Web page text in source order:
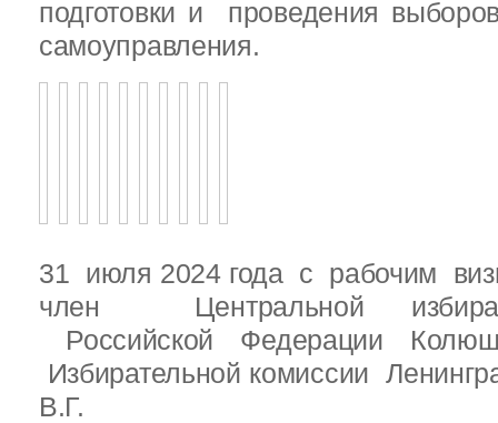
подготовки и проведения
самоуправления.
31 июля 2024 года с рабочим
член Центральной
Российской Федерации
Избирательной комиссии
В.Г.